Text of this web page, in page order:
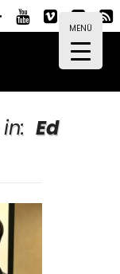
MENÜ
Ed